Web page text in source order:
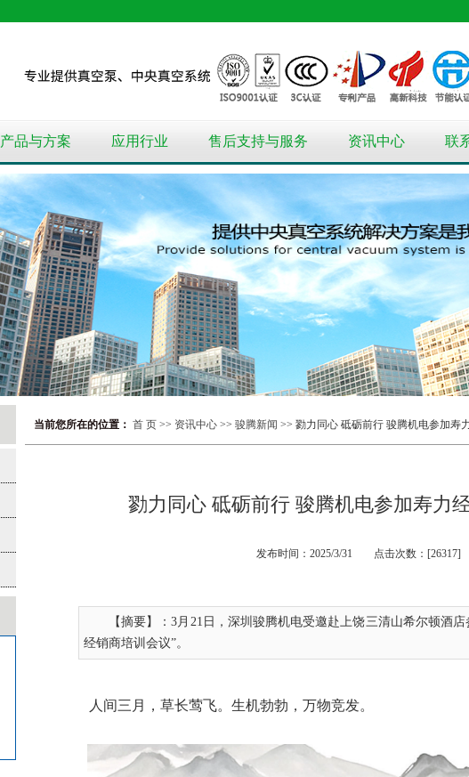
产品与方案 应用行业 售后支持与服务 资讯中心 联
当前您所在的位置： 首 页 >> 资讯中心 >> 骏腾新闻 >> 勠力同心 砥砺前行 骏腾机电参加寿
勠力同心 砥砺前行 骏腾机电参加寿力
发布时间：2025/3/31 点击次数：[26317]
【摘要】：3月21日，深圳骏腾机电受邀赴上饶三清山希尔顿酒
经销商培训会议”。
人间三月，草长莺飞。生机勃勃，万物竞发。